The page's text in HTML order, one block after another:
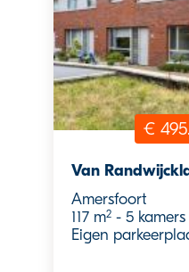
€
Van
Amersfoort
117 m2 - 5 kamers
Eigen